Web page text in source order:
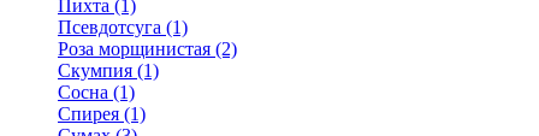
Пихта (1)
Псевдотсуга (1)
Роза морщинистая (2)
Скумпия (1)
Сосна (1)
Спирея (1)